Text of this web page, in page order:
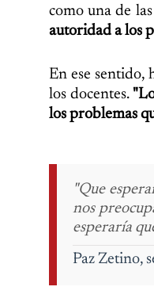
como una de
autoridad a los
En ese sentido,
los docentes.
los problemas
"Que
nos
esperaría
Paz Zetino,